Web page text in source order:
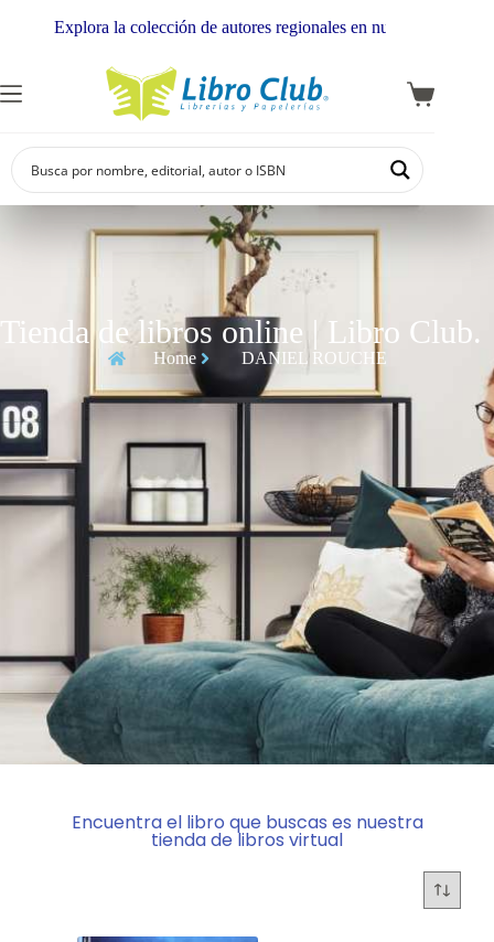
Explora la colección de autores regionales en nuestra librería
Tienda de libros online | Libro Club.
Home DANIEL ROUCHE
Encuentra el libro que buscas es nuestra
tienda de libros virtual